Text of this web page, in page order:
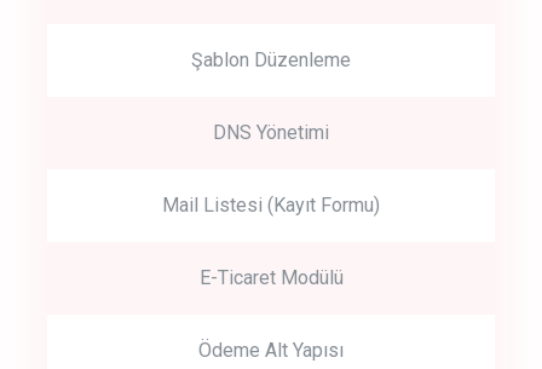
Şablon Düzenleme
DNS Yönetimi
Mail Listesi (Kayıt Formu)
E-Ticaret Modülü
Ödeme Alt Yapısı